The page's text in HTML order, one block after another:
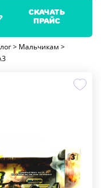
> Мальчикам >
скачать
прайс